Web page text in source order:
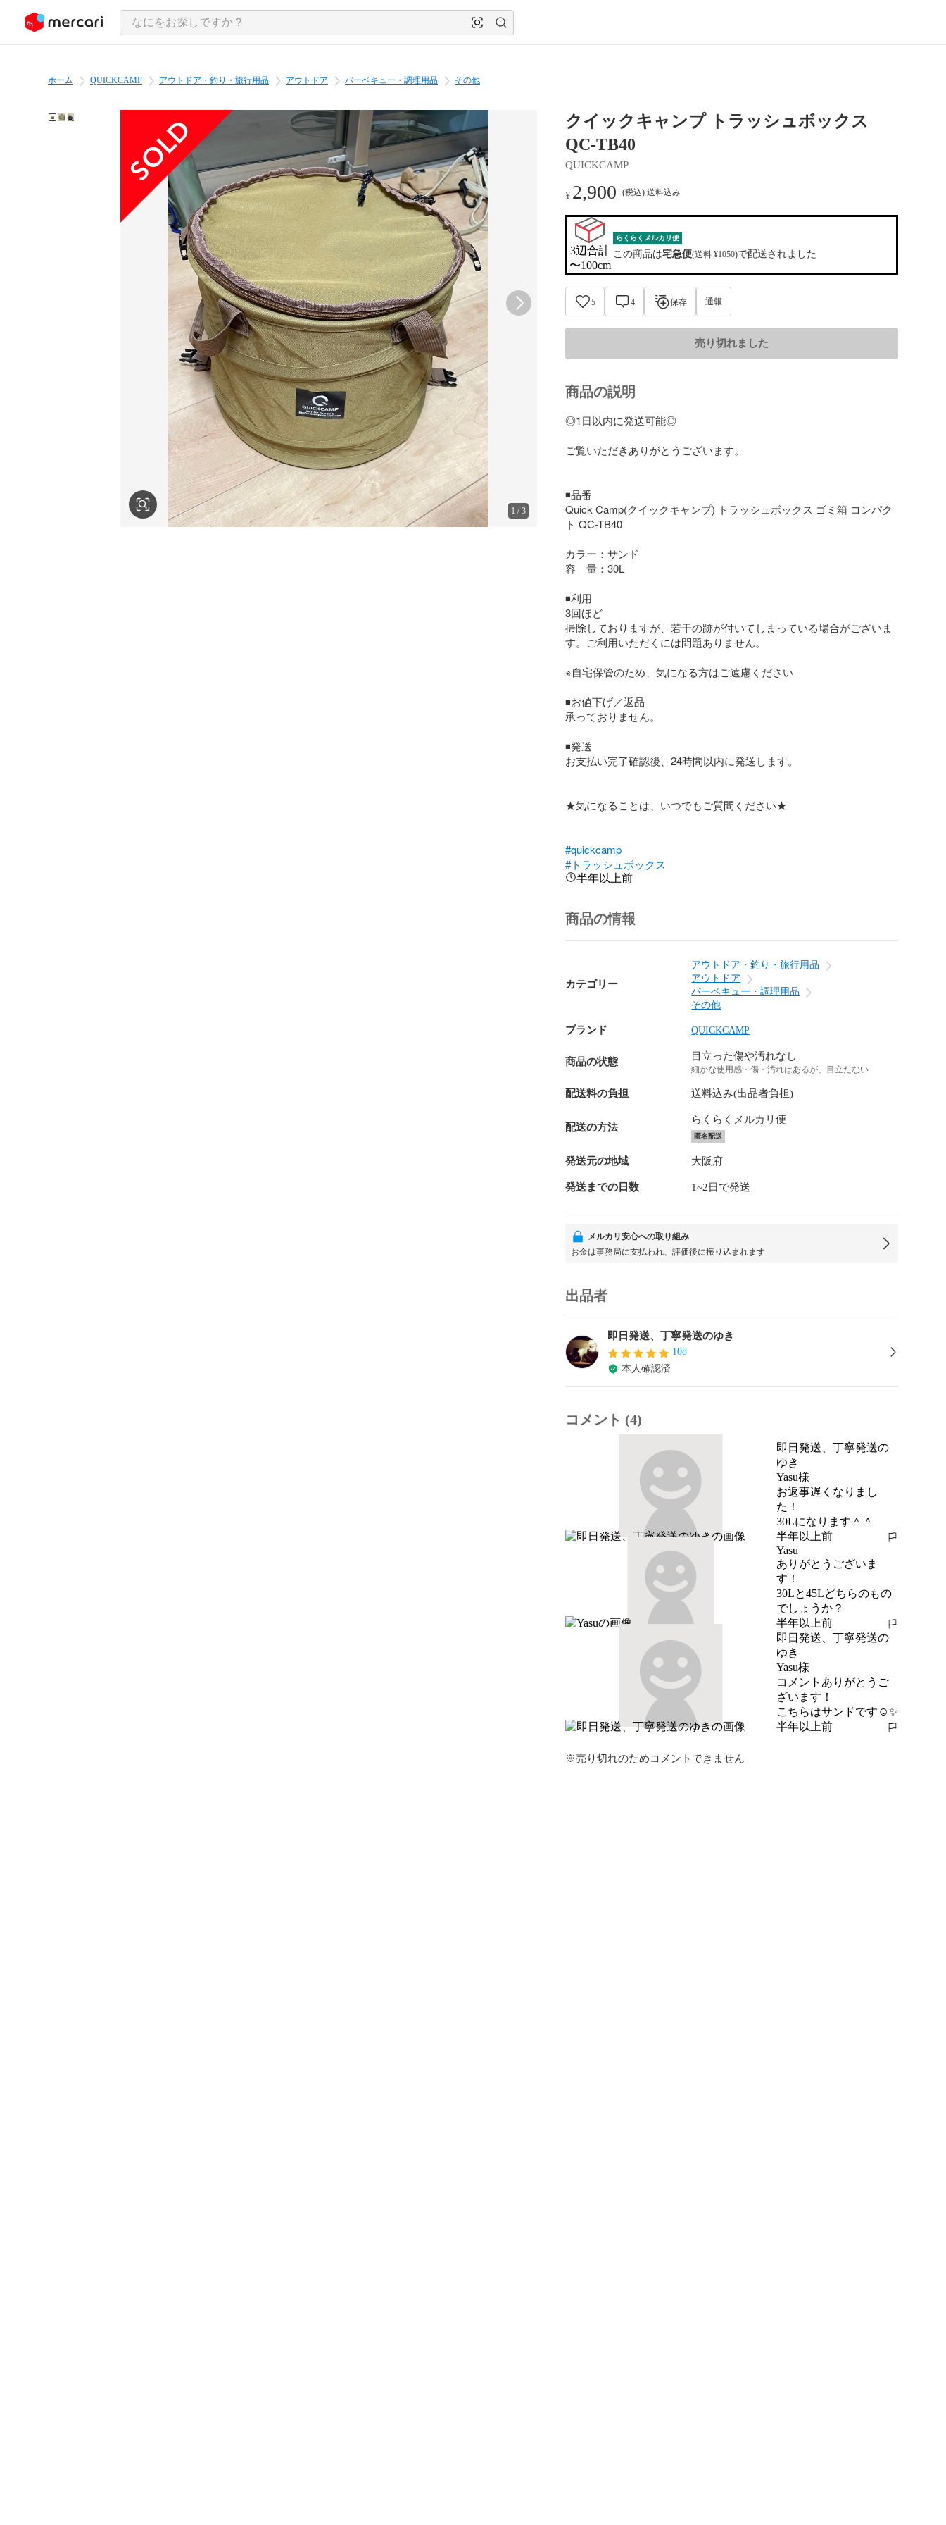
ツにスキップ
ホーム QUICKCAMP アウトドア・釣り・旅行用品 アウトドア バーベキュー・調理用品 その他
1 /3
クイックキャンプ トラッシュボックス
QC-TB40
QUICKCAMP
¥ 2,900 (税込) 送料込み
3辺合計
〜100cm
らくらくメルカリ便
この商品は宅急便(送料 ¥1050)で配送されました
5 4 保存 通報
売り切れました
商品の説明
◎1日以内に発送可能◎
ご覧いただきありがとうございます。
◾️品番
Quick Camp(クイックキャンプ) トラッシュボックス ゴミ箱 コンパク
ト QC-TB40
カラー：サンド
容　量：30L
◾️利用
3回ほど
掃除しておりますが、若干の跡が付いてしまっている場合がございま
す。ご利用いただくには問題ありません。
※自宅保管のため、気になる方はご遠慮ください
◾️お値下げ／返品
承っておりません。
◾️発送
お支払い完了確認後、24時間以内に発送します。
★気になることは、いつでもご質問ください★
#quickcamp
#トラッシュボックス
半年以上前
商品の情報
カテゴリー
アウトドア・釣り・旅行用品
アウトドア
バーベキュー・調理用品
その他
ブランド QUICKCAMP
商品の状態 目立った傷や汚れなし
細かな使用感・傷・汚れはあるが、目立たない
配送料の負担 送料込み(出品者負担)
配送の方法
らくらくメルカリ便
匿名配送
発送元の地域 大阪府
発送までの日数 1~2日で発送
メルカリ安心への取り組み
お金は事務局に支払われ、評価後に振り込まれます
出品者
即日発送、丁寧発送のゆき
108
本人確認済
コメント (4)
即日発送、丁寧発送の
ゆき
Yasu様
お返事遅くなりまし
た！
30Lになります＾＾
半年以上前
報告する
Yasu
ありがとうございま
す！
30Lと45Lどちらのもの
でしょうか？
半年以上前
報告する
即日発送、丁寧発送の
ゆき
Yasu様
コメントありがとうご
ざいます！
こちらはサンドです☺️✨
半年以上前
報告する
※売り切れのためコメントできません